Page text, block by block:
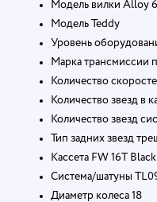
Модель вилки Alloy
Модель Teddy
Уровень
Марка трансмиссии
Количество
Количество звезд в
Количество звезд
Тип задних звезд
Кассета FW 16T Black
Система/шатуны
Диаметр колеса 18